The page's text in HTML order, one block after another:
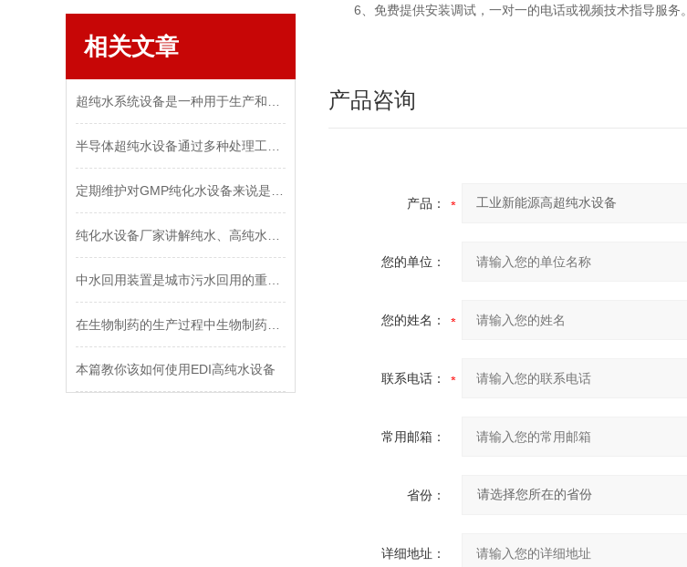
相关文章
本篇教你该如何使用EDI高纯水设备
6、免费提供安装调试，一对一的电话或视频技术指导服务。
产品咨询
产品：
您的单位：
您的姓名：
联系电话：
常用邮箱：
省份：
详细地址：